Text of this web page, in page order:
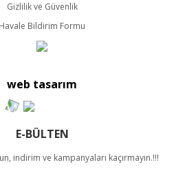
Gönder
Gizlilik ve Güvenlik
Havale Bildirim Formu
web tasarım
E-BÜLTEN
indirim ve kampanyaları kaçırmayın.!!!